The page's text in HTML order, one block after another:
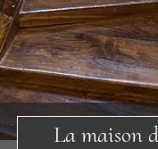
La maison